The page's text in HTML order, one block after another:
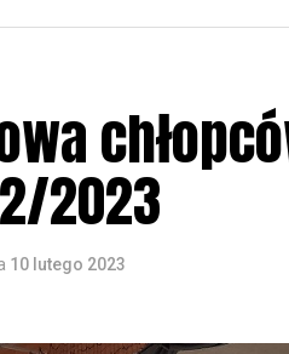
do udziału w
i wymianę doświadczeń
2023
10 lutego 2023